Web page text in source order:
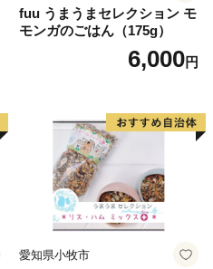
fuu うまうまセレクション モ
モンガのごはん（175g）
6,000円
愛知県小牧市